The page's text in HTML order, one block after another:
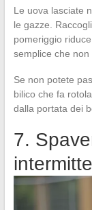
Le uova lasciate
le gazze.
pomeriggio
semplice che non
Se non potete
bilico che fa
dalla portata dei
7.